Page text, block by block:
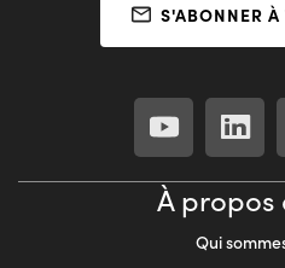
S'ABONNER
À propos
Qui